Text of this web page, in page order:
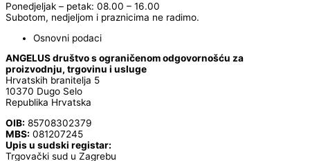
Ponedjeljak – petak: 08.00 – 16.00
Subotom, nedjeljom i praznicima ne radimo.
Osnovni podaci
ANGELUS društvo s ograničenom odgovornošću za
proizvodnju, trgovinu i usluge
Hrvatskih branitelja 5
10370 Dugo Selo
Republika Hrvatska
OIB: 85708302379
MBS: 081207245
Upis u sudski registar:
Trgovački sud u Zagrebu